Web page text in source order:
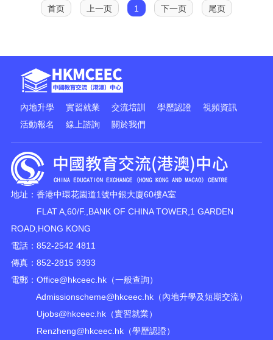
首页 上一页 1 下一页 尾页
內地升學 實習就業 交流培訓 學歷認證
視頻資訊
活動報名
線上諮詢 關於我們
地址：香港中環花園道1號中銀大廈60樓A室
FLAT A,60/F.,BANK OF CHINA TOWER,1 GARDEN
ROAD,HONG KONG
電話：852-2542 4811
傳真：852-2815 9393
電郵： Office@hkceec.hk（一般查詢）
Admissionscheme@hkceec.hk（內地升學及短期交流）
Ujobs@hkceec.hk（實習就業）
Renzheng@hkceec.hk（學歷認證）